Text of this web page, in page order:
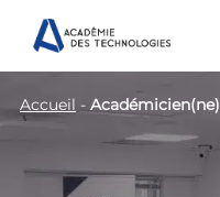
Accueil -